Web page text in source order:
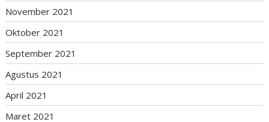
November 2021
Oktober 2021
September 2021
Agustus 2021
April 2021
Maret 2021